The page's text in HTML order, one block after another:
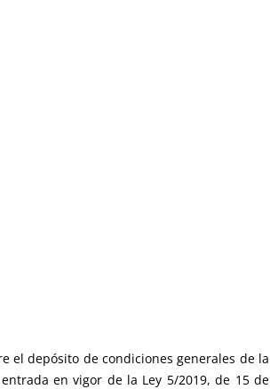
el depósito de condiciones generales de la
en vigor de la Ley 5/2019, de 15 de